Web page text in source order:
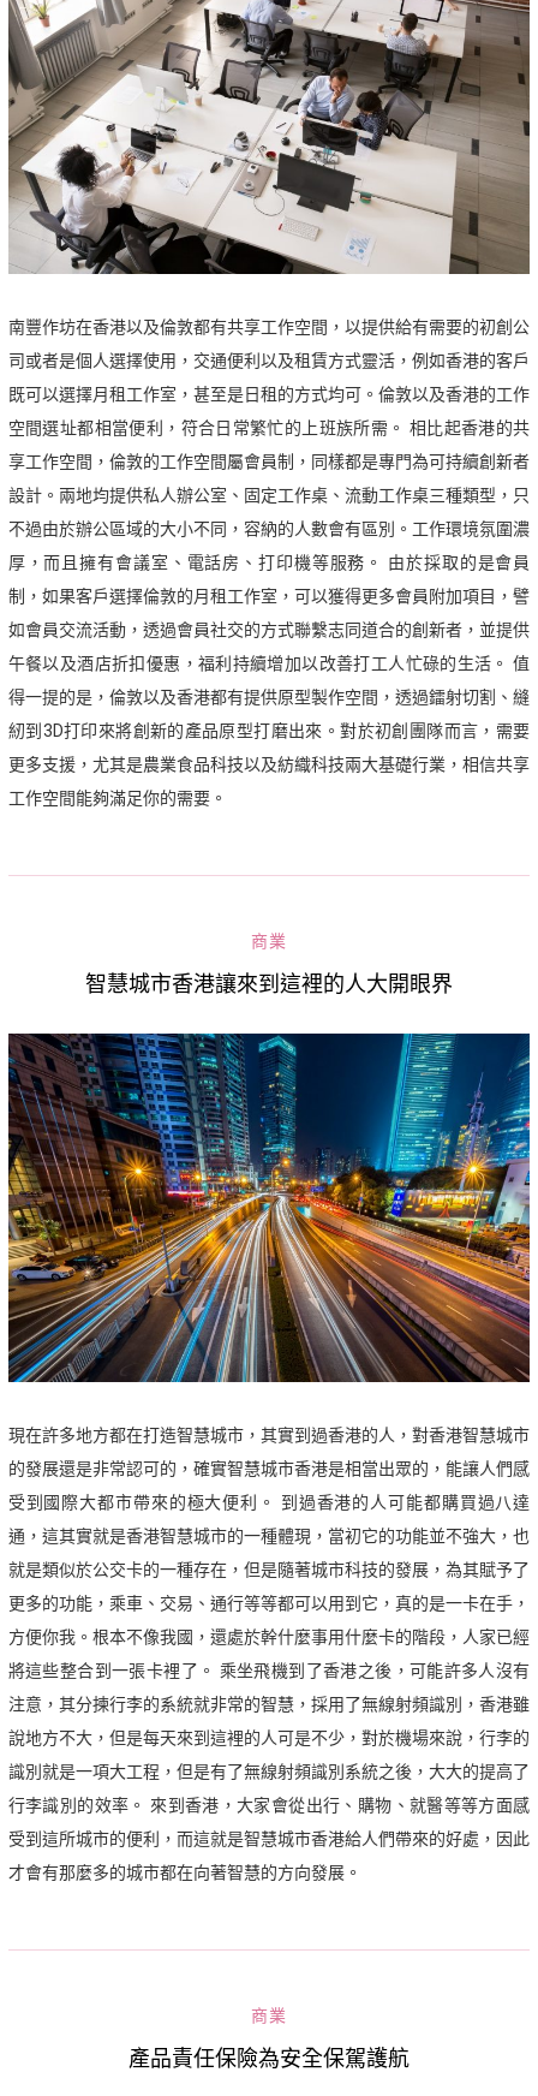
南豐作坊在香港以及倫敦都有共享工作空間，以提供給有需要的初創公
司或者是個人選擇使用，交通便利以及租賃方式靈活，例如香港的客戶
既可以選擇月租工作室，甚至是日租的方式均可。倫敦以及香港的工作
空間選址都相當便利，符合日常繁忙的上班族所需。 相比起香港的共
享工作空間，倫敦的工作空間屬會員制，同樣都是專門為可持續創新者
設計。兩地均提供私人辦公室、固定工作桌、流動工作桌三種類型，只
不過由於辦公區域的大小不同，容納的人數會有區別。工作環境氛圍濃
厚，而且擁有會議室、電話房、打印機等服務。 由於採取的是會員
制，如果客戶選擇倫敦的月租工作室，可以獲得更多會員附加項目，譬
如會員交流活動，透過會員社交的方式聯繫志同道合的創新者，並提供
午餐以及酒店折扣優惠，福利持續增加以改善打工人忙碌的生活。 值
得一提的是，倫敦以及香港都有提供原型製作空間，透過鐳射切割、縫
紉到3D打印來將創新的產品原型打磨出來。對於初創團隊而言，需要
更多支援，尤其是農業食品科技以及紡織科技兩大基礎行業，相信共享
工作空間能夠滿足你的需要。
商業
智慧城市香港讓來到這裡的人大開眼界
現在許多地方都在打造智慧城市，其實到過香港的人，對香港智慧城市
的發展還是非常認可的，確實智慧城市香港是相當出眾的，能讓人們感
受到國際大都市帶來的極大便利。 到過香港的人可能都購買過八達
通，這其實就是香港智慧城市的一種體現，當初它的功能並不強大，也
就是類似於公交卡的一種存在，但是隨著城市科技的發展，為其賦予了
更多的功能，乘車、交易、通行等等都可以用到它，真的是一卡在手，
方便你我。根本不像我國，還處於幹什麼事用什麼卡的階段，人家已經
將這些整合到一張卡裡了。 乘坐飛機到了香港之後，可能許多人沒有
注意，其分揀行李的系統就非常的智慧，採用了無線射頻識別，香港雖
說地方不大，但是每天來到這裡的人可是不少，對於機場來說，行李的
識別就是一項大工程，但是有了無線射頻識別系統之後，大大的提高了
行李識別的效率。 來到香港，大家會從出行、購物、就醫等等方面感
受到這所城市的便利，而這就是智慧城市香港給人們帶來的好處，因此
才會有那麼多的城市都在向著智慧的方向發展。
商業
產品責任保險為安全保駕護航